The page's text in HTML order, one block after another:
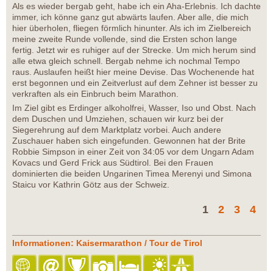
Als es wieder bergab geht, habe ich ein Aha-Erlebnis. Ich dachte
immer, ich könne ganz gut abwärts laufen. Aber alle, die mich
hier überholen, fliegen förmlich hinunter. Als ich im Zielbereich
meine zweite Runde vollende, sind die Ersten schon lange
fertig. Jetzt wir es ruhiger auf der Strecke. Um mich herum sind
alle etwa gleich schnell. Bergab nehme ich nochmal Tempo
raus. Auslaufen heißt hier meine Devise. Das Wochenende hat
erst begonnen und ein Zeitverlust auf dem Zehner ist besser zu
verkraften als ein Einbruch beim Marathon.
Im Ziel gibt es Erdinger alkoholfrei, Wasser, Iso und Obst. Nach
dem Duschen und Umziehen, schauen wir kurz bei der
Siegerehrung auf dem Marktplatz vorbei. Auch andere
Zuschauer haben sich eingefunden. Gewonnen hat der Brite
Robbie Simpson in einer Zeit von 34:05 vor dem Ungarn Adam
Kovacs und Gerd Frick aus Südtirol. Bei den Frauen
dominierten die beiden Ungarinen Timea Merenyi und Simona
Staicu vor Kathrin Götz aus der Schweiz.
1 2 3 4
Informationen: Kaisermarathon / Tour de Tirol